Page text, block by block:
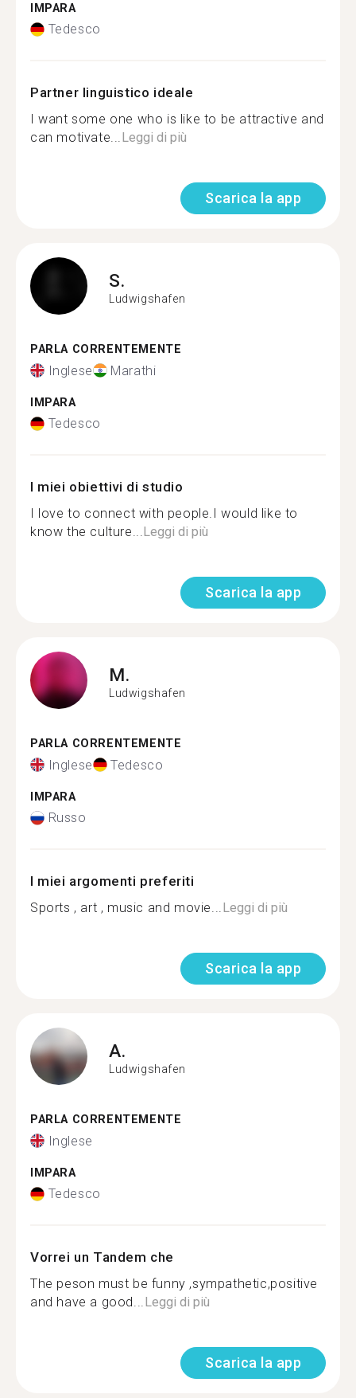
IMPARA
Tedesco
Partner linguistico ideale
I want some one who is like to be attractive and
can motivate...Leggi di più
Scarica la app
S.
Ludwigshafen
PARLA CORRENTEMENTE
Inglese Marathi
IMPARA
Tedesco
I miei obiettivi di studio
I love to connect with people.I would like to
know the culture...Leggi di più
Scarica la app
M.
Ludwigshafen
PARLA CORRENTEMENTE
Inglese Tedesco
IMPARA
Russo
I miei argomenti preferiti
Sports , art , music and movie...Leggi di più
Scarica la app
A.
Ludwigshafen
PARLA CORRENTEMENTE
Inglese
IMPARA
Tedesco
Vorrei un Tandem che
The peson must be funny ,sympathetic,positive
and have a good...Leggi di più
Scarica la app